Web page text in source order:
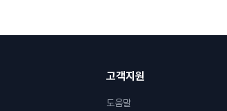
고객지원
도움말